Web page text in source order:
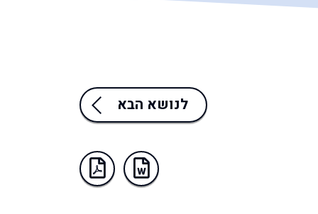
לנושא הבא